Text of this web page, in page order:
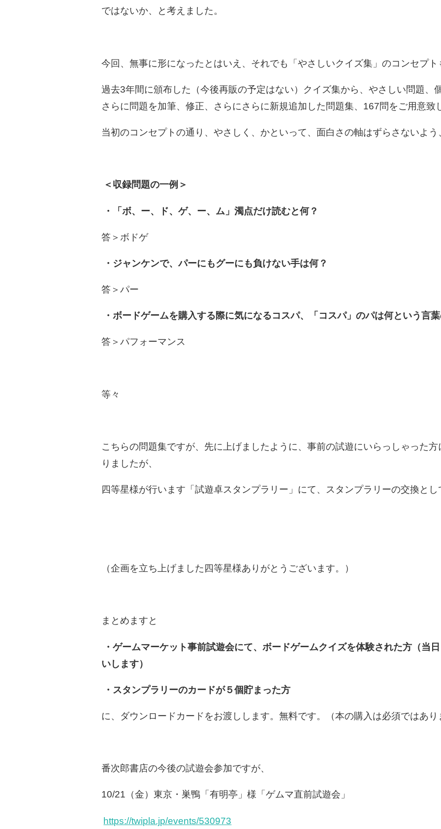
ではないか、と考えました。
今回、無事に形になったとはいえ、それでも「やさしいクイズ集」のコンセプ
過去3年間に頒布した（今後再販の予定はない）クイズ集から、やさしい問題、
さらに問題を加筆、修正、さらにさらに新規追加した問題集、167問をご用意致
当初のコンセプトの通り、やさしく、かといって、面白さの軸はずらさないよ
＜収録問題の一例＞
・「ボ、ー、ド、ゲ、ー、ム」濁点だけ読むと何？
答＞ボドゲ
・ジャンケンで、パーにもグーにも負けない手は何？
答＞パー
・ボードゲームを購入する際に気になるコスパ、「コスパ」のパは何という言
答＞パフォーマンス
等々
こちらの問題集ですが、先に上げましたように、事前の試遊にいらっしゃった
りましたが、
四等星様が行います「試遊卓スタンプラリー」にて、スタンプラリーの交換と
（企画を立ち上げました四等星様ありがとうございます。）
まとめますと
・ゲームマーケット事前試遊会にて、ボードゲームクイズを体験された方（
いします）
・スタンプラリーのカードが５個貯まった方
に、ダウンロードカードをお渡しします。無料です。（本の購入は必須ではあ
番次郎書店の今後の試遊会参加ですが、
10/21（金）東京・巣鴨「有明亭」様「ゲムマ直前試遊会」
https://twipla.jp/events/530973